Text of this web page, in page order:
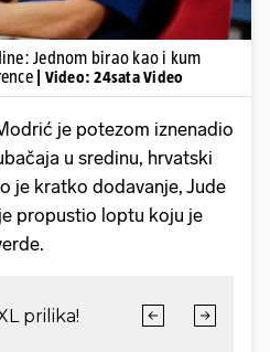
Jednom birao kao i kum
| Video: 24sata Video
je potezom iznenadio
u sredinu, hrvatski
je kratko dodavanje, Jude
propustio loptu koju je